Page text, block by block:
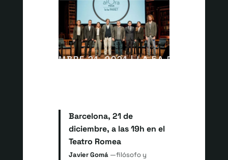
DICIEMBRE 21, 2021 | LA 5A PARED
Barcelona, 21 de
diciembre, a las 19h en el
Teatro Romea
Javier Gomá—filósofo y